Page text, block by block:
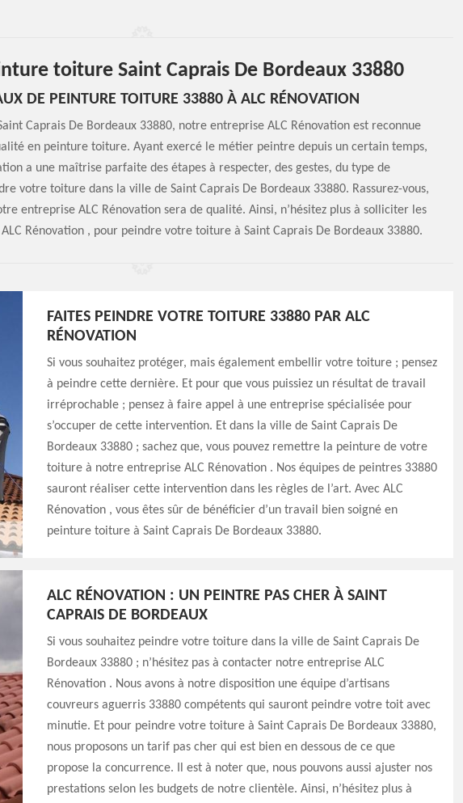
toiture Saint Caprais De Bordeaux 33880
DE PEINTURE TOITURE 33880 À ALC RÉNOVATION
Caprais De Bordeaux 33880, notre entreprise ALC Rénovation est reconnue
en peinture toiture. Ayant exercé le métier peintre depuis un certain temps,
a une maîtrise parfaite des étapes à respecter, des gestes, du type de
votre toiture dans la ville de Saint Caprais De Bordeaux 33880. Rassurez-vous,
entreprise ALC Rénovation sera de qualité. Ainsi, n’hésitez plus à solliciter les
Rénovation , pour peindre votre toiture à Saint Caprais De Bordeaux 33880.
FAITES PEINDRE VOTRE TOITURE 33880 PAR ALC
RÉNOVATION
Si vous souhaitez protéger, mais également embellir votre toiture ; pensez
à peindre cette dernière. Et pour que vous puissiez un résultat de travail
irréprochable ; pensez à faire appel à une entreprise spécialisée pour
s’occuper de cette intervention. Et dans la ville de Saint Caprais De
Bordeaux 33880 ; sachez que, vous pouvez remettre la peinture de votre
toiture à notre entreprise ALC Rénovation . Nos équipes de peintres 33880
sauront réaliser cette intervention dans les règles de l’art. Avec ALC
Rénovation , vous êtes sûr de bénéficier d’un travail bien soigné en
peinture toiture à Saint Caprais De Bordeaux 33880.
ALC RÉNOVATION : UN PEINTRE PAS CHER À SAINT
CAPRAIS DE BORDEAUX
Si vous souhaitez peindre votre toiture dans la ville de Saint Caprais De
Bordeaux 33880 ; n’hésitez pas à contacter notre entreprise ALC
Rénovation . Nous avons à notre disposition une équipe d’artisans
couvreurs aguerris 33880 compétents qui sauront peindre votre toit avec
minutie. Et pour peindre votre toiture à Saint Caprais De Bordeaux 33880,
nous proposons un tarif pas cher qui est bien en dessous de ce que
propose la concurrence. Il est à noter que, nous pouvons aussi ajuster nos
prestations selon les budgets de notre clientèle. Ainsi, n’hésitez plus à